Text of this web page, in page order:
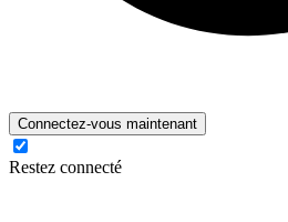
Connectez-vous maintenant
Restez connecté